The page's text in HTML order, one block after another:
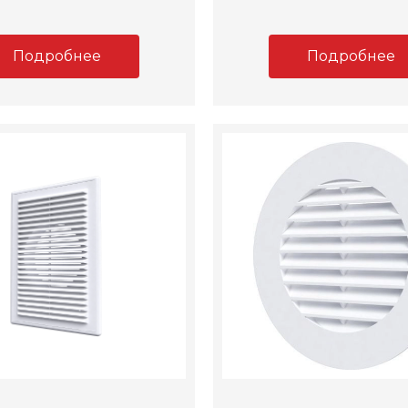
Подробнее Подробнее